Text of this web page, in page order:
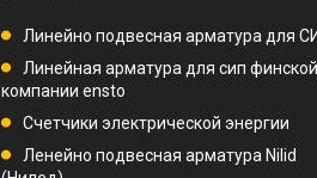
Линейно подвесная арматура для
Линейная арматура для сип финской
компании ensto
Счетчики электрической энергии
Ленейно подвесная арматура Nilid